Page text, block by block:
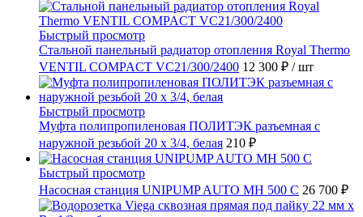
Быстрый просмотр
Стальной панельный радиатор отопления Royal Thermo
VENTIL COMPACT VC21/300/2400 12 300 ₽ / шт
Быстрый просмотр
Муфта полипропиленовая ПОЛИТЭК разъемная с
наружной резьбой 20 x 3/4, белая 210 ₽
Быстрый просмотр
Насосная станция UNIPUMP AUTO MH 500 С 26 700 ₽